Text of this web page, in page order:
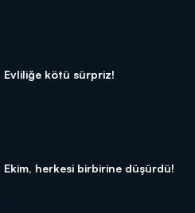
Evliliğe kötü sürpriz!
Ekim, herkesi birbirine düşürdü!